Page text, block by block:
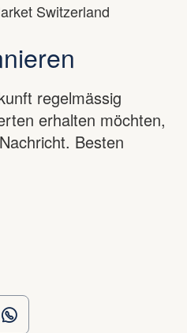
Switzerland
regelmässig
erhalten möchten,
Besten